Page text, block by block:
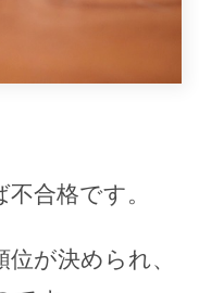
合格です。
が決められ、